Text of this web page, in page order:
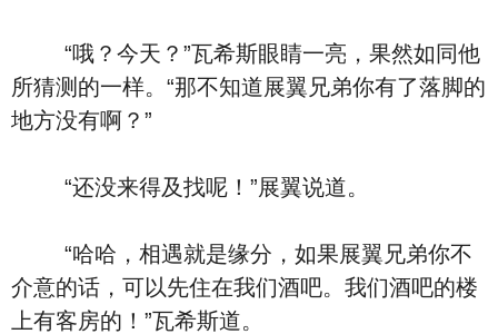
“哦？今天？”瓦希斯眼睛一亮，果然如同他
所猜测的一样。“那不知道展翼兄弟你有了落脚的
地方没有啊？”
“还没来得及找呢！”展翼说道。
“哈哈，相遇就是缘分，如果展翼兄弟你不
介意的话，可以先住在我们酒吧。我们酒吧的楼
上有客房的！”瓦希斯道。